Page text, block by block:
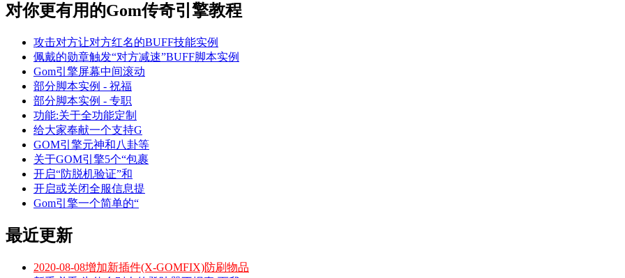
对你更有用的Gom传奇引擎教程
攻击对方让对方红名的BUFF技能实例
佩戴的勋章触发“对方减速”BUFF脚本实例
Gom引擎屏幕中间滚动
部分脚本实例 - 祝福
部分脚本实例 - 专职
功能:关于全功能定制
给大家奉献一个支持G
GOM引擎元神和八卦等
关于GOM引擎5个“包裹
开启“防脱机验证”和
开启或关闭全服信息提
Gom引擎一个简单的“
最近更新
2020-08-08增加新插件(X-GOMFIX)防刷物品